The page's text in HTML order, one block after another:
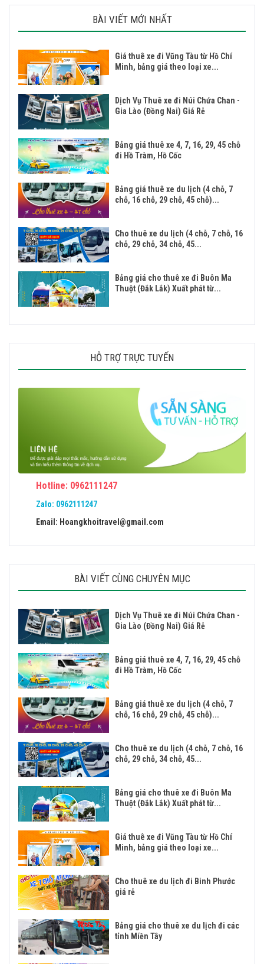
BÀI VIẾT MỚI NHẤT
Giá thuê xe đi Vũng Tàu từ Hồ Chí
Minh, bảng giá theo loại xe...
Dịch Vụ Thuê xe đi Núi Chứa Chan -
Gia Lào (Đồng Nai) Giá Rẻ
Bảng giá thuê xe 4, 7, 16, 29, 45 chỗ
đi Hồ Tràm, Hồ Cốc
Bảng giá thuê xe du lịch (4 chỗ, 7
chỗ, 16 chỗ, 29 chỗ, 45 chỗ)...
Cho thuê xe du lịch (4 chỗ, 7 chỗ, 16
chỗ, 29 chỗ, 34 chỗ, 45...
Bảng giá cho thuê xe đi Buôn Ma
Thuột (Đắk Lắk) Xuất phát từ...
HỖ TRỢ TRỰC TUYẾN
Hotline: 0962111247
Zalo: 0962111247
Email: Hoangkhoitravel@gmail.com
BÀI VIẾT CÙNG CHUYÊN MỤC
Dịch Vụ Thuê xe đi Núi Chứa Chan -
Gia Lào (Đồng Nai) Giá Rẻ
Bảng giá thuê xe 4, 7, 16, 29, 45 chỗ
đi Hồ Tràm, Hồ Cốc
Bảng giá thuê xe du lịch (4 chỗ, 7
chỗ, 16 chỗ, 29 chỗ, 45 chỗ)...
Cho thuê xe du lịch (4 chỗ, 7 chỗ, 16
chỗ, 29 chỗ, 34 chỗ, 45...
Bảng giá cho thuê xe đi Buôn Ma
Thuột (Đắk Lắk) Xuất phát từ...
Giá thuê xe đi Vũng Tàu từ Hồ Chí
Minh, bảng giá theo loại xe...
Cho thuê xe du lịch đi Binh Phước
giá rẻ
Bảng giá cho thuê xe du lịch đi các
tỉnh Miền Tây